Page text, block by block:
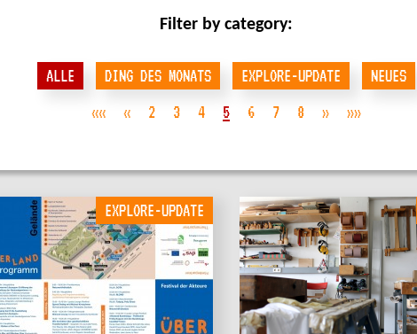
Filter by category:
ALLE DING DES MONATS EXPLORE-UPDATE
NEUES
««
« 2 3 4 5 6 7 8 » »»
EXPLORE-UPDATE